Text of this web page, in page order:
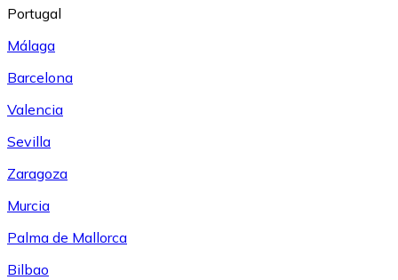
Portugal
Málaga
Barcelona
Valencia
Sevilla
Zaragoza
Murcia
Palma de Mallorca
Bilbao